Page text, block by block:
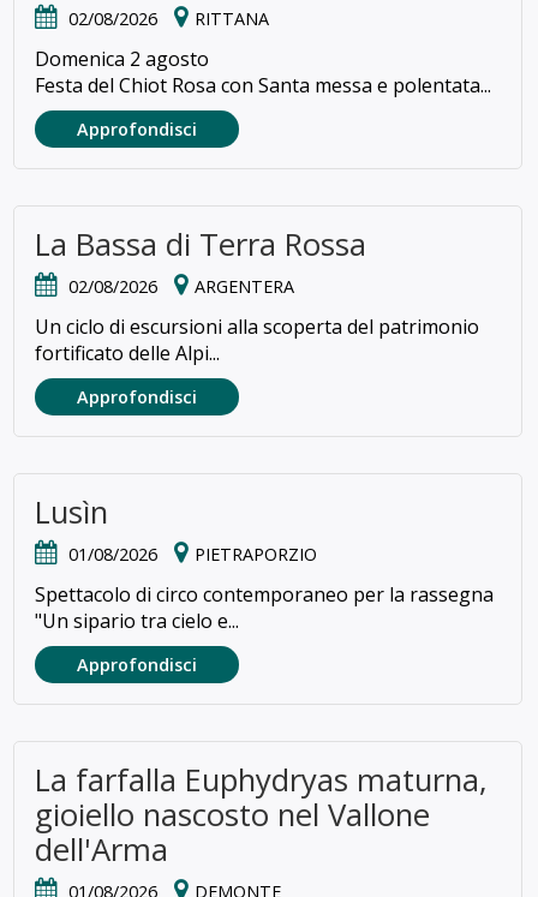
02/08/2026 RITTANA
Domenica 2 agosto
Festa del Chiot Rosa con Santa messa e polentata...
Approfondisci
La Bassa di Terra Rossa
02/08/2026 ARGENTERA
Un ciclo di escursioni alla scoperta del patrimonio
fortificato delle Alpi...
Approfondisci
Lusìn
01/08/2026 PIETRAPORZIO
Spettacolo di circo contemporaneo per la rassegna
"Un sipario tra cielo e...
Approfondisci
La farfalla Euphydryas maturna,
gioiello nascosto nel Vallone
dell'Arma
01/08/2026 DEMONTE